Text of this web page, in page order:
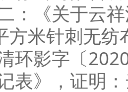
《关于云祥
方米针刺无
环影字〔
表》，证明